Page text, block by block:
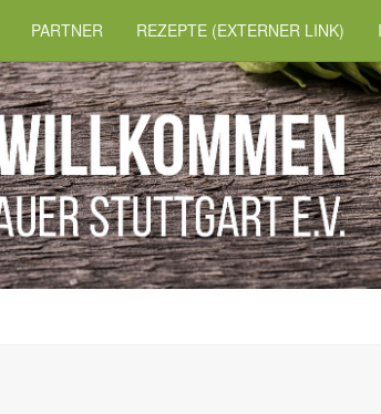
PARTNER REZEPTE (EXTERNER LINK)